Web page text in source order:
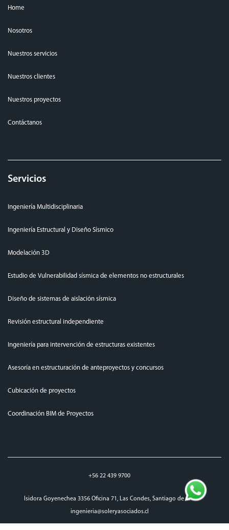
Home
Nosotros
Nuestros servicios
Nuestros clientes
Nuestros proyectos
Contáctanos
Servicios
Ingeniería Multidisciplinaria
Ingeniería Estructural y Diseño Sísmico
Modelación 3D
Estudio de Vulnerabilidad sísmica de elementos no estructurales
Diseño de sistemas de aislación sísmica
Revisión estructural independiente
Ingeniería para intervención de estructuras existentes
Asesoría en estructuración de anteproyectos y concursos
Cubicación de proyectos
Coordinación BIM de Proyectos
+56 22 439 9700
Isidora Goyenechea 3356 Oficina 71, Las Condes, Santiago de Chile
ingenieria@soleryasociados.cl